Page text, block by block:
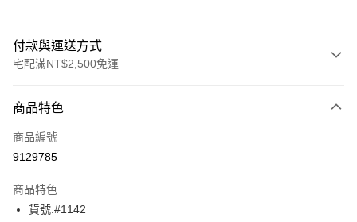
付款與運送方式
宅配滿NT$2,500免運
信用卡一次付款
Apple Pay
悠遊付
商品特色
商品編號
9129785
商品特色
貨號:#1142